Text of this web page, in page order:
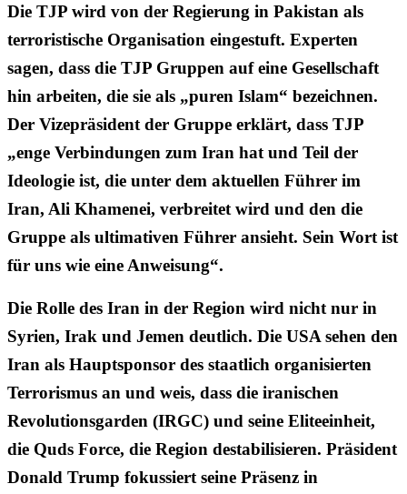
Die TJP wird von der Regierung in Pakistan als
terroristische Organisation eingestuft. Experten
sagen, dass die TJP Gruppen auf eine Gesellschaft
hin arbeiten, die sie als „puren Islam“ bezeichnen.
Der Vizepräsident der Gruppe erklärt, dass TJP
„enge Verbindungen zum Iran hat und Teil der
Ideologie ist, die unter dem aktuellen Führer im
Iran, Ali Khamenei, verbreitet wird und den die
Gruppe als ultimativen Führer ansieht. Sein Wort ist
für uns wie eine Anweisung“.
Die Rolle des Iran in der Region wird nicht nur in
Syrien, Irak und Jemen deutlich. Die USA sehen den
Iran als Hauptsponsor des staatlich organisierten
Terrorismus an und weis, dass die iranischen
Revolutionsgarden (IRGC) und seine Eliteeinheit,
die Quds Force, die Region destabilisieren. Präsident
Donald Trump fokussiert seine Präsenz in